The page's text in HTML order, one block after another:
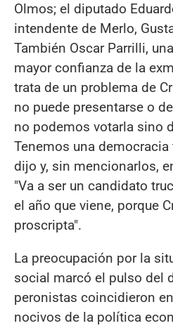
Olmos; el diputado
intendente de Merlo,
También Oscar Parrilli,
mayor confianza de la
trata de un problema de
no puede presentarse o
no podemos votarla sino
Tenemos una democracia
dijo y, sin mencionarlos,
"Va a ser un candidato
el año que viene, porque
proscripta".
La preocupación por la
social marcó el pulso del
peronistas coincidieron
nocivos de la política